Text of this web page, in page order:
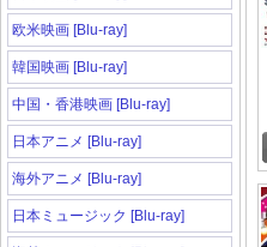
欧米映画 [Blu-ray]
韓国映画 [Blu-ray]
中国・香港映画 [Blu-ray]
日本アニメ [Blu-ray]
海外アニメ [Blu-ray]
日本ミュージック [Blu-ray]